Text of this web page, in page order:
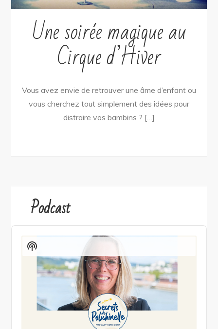
Une soirée magique au
Cirque d’Hiver
Vous avez envie de retrouver une âme d’enfant ou
vous cherchez tout simplement des idées pour
distraire vos bambins ? […]
Podcast
Audio
Player
Show
Podcast
Information